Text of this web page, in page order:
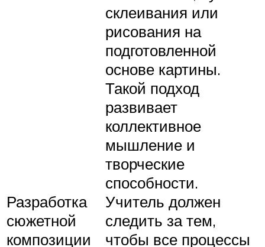
Разработка
сюжетной
композиции
склеивания или
рисования на
подготовленной
основе картины.
Такой подход
развивает
коллективное
мышление и
творческие
способности.
Учитель должен
следить за тем,
чтобы все процессы